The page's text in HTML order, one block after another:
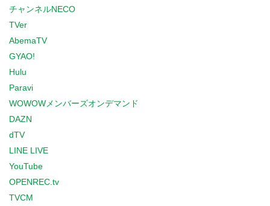
チャンネルNECO
TVer
AbemaTV
GYAO!
Hulu
Paravi
WOWOWメンバーズオンデマンド
DAZN
dTV
LINE LIVE
YouTube
OPENREC.tv
TVCM